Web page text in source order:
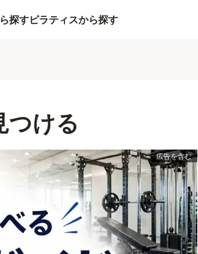
探すピラティスから探す
つける